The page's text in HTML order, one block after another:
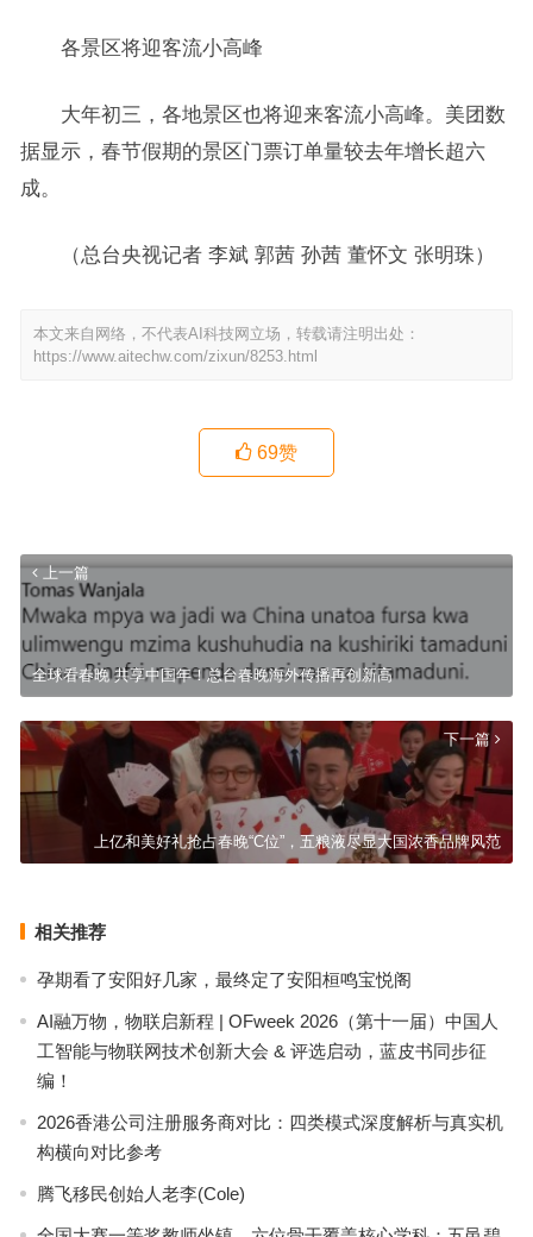
各景区将迎客流小高峰
大年初三，各地景区也将迎来客流小高峰。美团数
据显示，春节假期的景区门票订单量较去年增长超六
成。
（总台央视记者 李斌 郭茜 孙茜 董怀文 张明珠）
本文来自网络，不代表AI科技网立场，转载请注明出处：
https://www.aitechw.com/zixun/8253.html
69赞
上一篇
全球看春晚 共享中国年！总台春晚海外传播再创新高
下一篇
上亿和美好礼抢占春晚“C位”，五粮液尽显大国浓香品牌风范
相关推荐
孕期看了安阳好几家，最终定了安阳桓鸣宝悦阁
AI融万物，物联启新程 | OFweek 2026（第十一届）中国人
工智能与物联网技术创新大会 & 评选启动，蓝皮书同步征
编！
2026香港公司注册服务商对比：四类模式深度解析与真实机
构横向对比参考
腾飞移民创始人老李(Cole)